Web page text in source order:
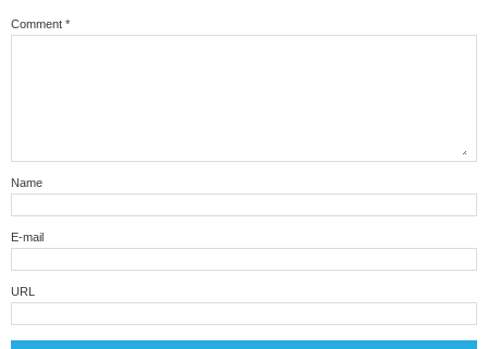
Comment *
Name
E-mail
URL